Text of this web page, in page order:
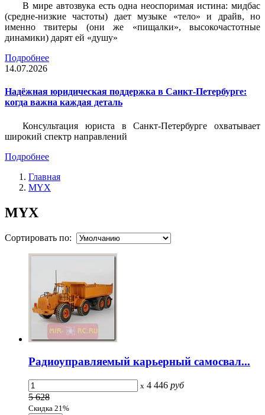
В мире автозвука есть одна неоспоримая истина: мидбас
(средне-низкие частоты) дает музыке «тело» и драйв, но
именно твитеры (они же «пищалки», высокочастотные
динамики) дарят ей «душу»
Подробнее
14.07.2026
Надёжная юридическая поддержка в Санкт-Петербурге:
когда важна каждая деталь
Консультация юриста в Санкт-Петербурге охватывает
широкий спектр направлений
Подробнее
Главная
MYX
MYX
Сортировать по:
Радиоуправляемый карьерный самосвал...
x 4 446 руб
5 628
Скидка 21%